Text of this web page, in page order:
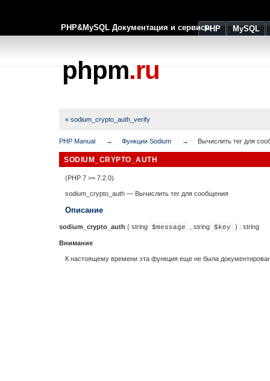
PHP&MySQL Документация и сервисыPHP MySQL
phpm.ru
« sodium_crypto_auth_verify
PHP Manual Функции Sodium Вычислить тег для
SODIUM_CRYPTO_AUTH
(PHP 7 >= 7.2.0)
sodium_crypto_auth — Вычислить тег для сообщения
Описание
sodium_crypto_auth ( string $message string $key ) : string
Внимание
К настоящему времени эта функция еще не была